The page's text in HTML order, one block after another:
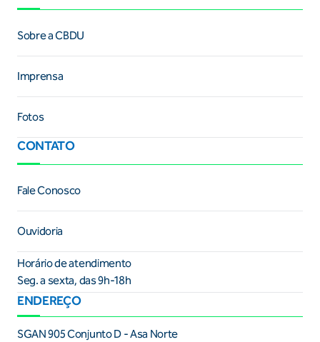
Sobre a CBDU
Imprensa
Fotos
CONTATO
Fale Conosco
Ouvidoria
Horário de atendimento
Seg. a sexta, das 9h-18h
ENDEREÇO
SGAN 905 Conjunto D - Asa Norte